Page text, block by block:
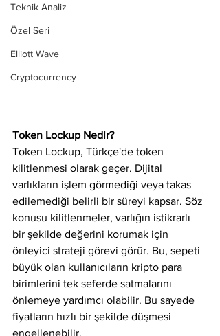
Teknik Analiz
Özel Seri
Elliott Wave
Cryptocurrency
Token Lockup Nedir?
Token Lockup, Türkçe'de token
kilitlenmesi olarak geçer. Dijital
varlıkların işlem görmediği veya takas
edilemediği belirli bir süreyi kapsar. Söz
konusu kilitlenmeler, varlığın istikrarlı
bir şekilde değerini korumak için
önleyici strateji görevi görür. Bu, sepeti
büyük olan kullanıcıların kripto para
birimlerini tek seferde satmalarını
önlemeye yardımcı olabilir. Bu sayede
fiyatların hızlı bir şekilde düşmesi
engellenebilir.